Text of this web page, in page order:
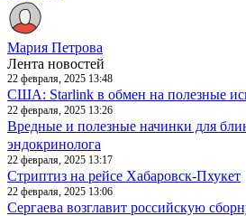
Мария Петрова
Лента новостей
22 февраля, 2025 13:48
США: Starlink в обмен на полезные
22 февраля, 2025 13:26
Вредные и полезные начинки для
эндокринолога
22 февраля, 2025 13:17
Стриптиз на рейсе Хабаровск-Пхукет
22 февраля, 2025 13:06
Сергаева возглавит российскую